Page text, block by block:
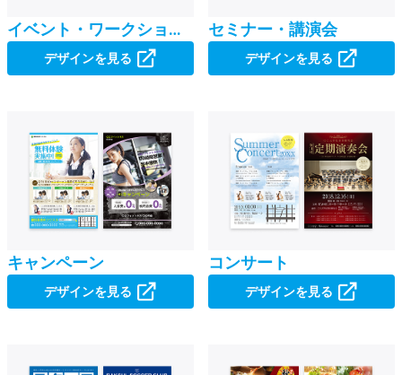
イベント・ワークショップ
デザインを見る
セミナー・講演会
デザインを見る
キャンペーン
デザインを見る
コンサート
デザインを見る